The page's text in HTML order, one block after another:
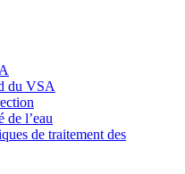
du VSA
de l’eau
de traitement des